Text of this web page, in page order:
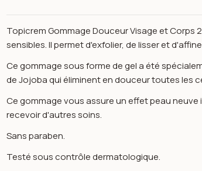
Topicrem Gommage Douceur Visage et Corps
sensibles. Il permet d'exfolier, de lisser et
Ce gommage sous forme de gel a été
de Jojoba qui éliminent en douceur toutes les
Ce gommage vous assure un effet peau
recevoir d'autres soins.
Sans paraben.
Testé sous contrôle dermatologique.